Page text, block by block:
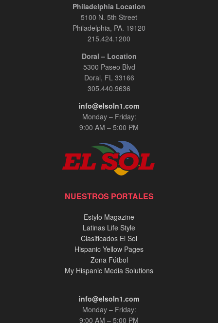
Philadelphia Location
5100 N. 5th Street
Philadelphia, PA. 19120
215.424.1200
Doral – Location
5300 Paseo Blvd
Doral, FL 33166
305.440.9636
info@elsoln1.com
Monday – Friday:
9:00 AM – 5:00 PM
NUESTROS PORTALES
Estylo Magazine
Latinas Life Style
Clasificados El Sol
Hispanic Yellow Pages
Zona Fútbol
My Hispanic Media Solutions
info@elsoln1.com
Monday – Friday:
9:00 AM – 5:00 PM